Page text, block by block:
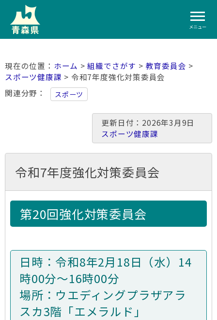
メニュー
ホーム >組織でさがす > 教育委員会 >
スポーツ健康課 > 令和7年度強化対策委員会
関連分野
スポーツ
更新日付：2026年3月9日
スポーツ健康課
令和7年度強化対策委員会
第20回強化対策委員会
日時：令和8年2月18日（水）14
時00分～16時00分
場所：ウエディングプラザアラ
スカ3階「エメラルド」